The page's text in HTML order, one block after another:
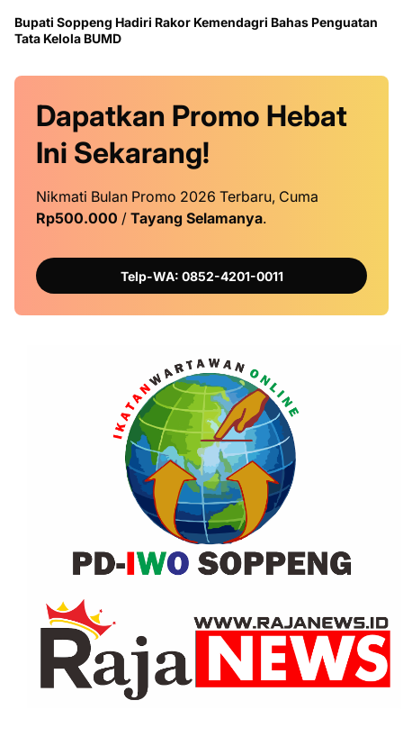
Bupati Soppeng Hadiri Rakor Kemendagri Bahas Penguatan
Tata Kelola BUMD
Dapatkan Promo Hebat
Ini Sekarang!
Nikmati Bulan Promo 2026 Terbaru, Cuma
Rp500.000 / Tayang Selamanya.
Telp-WA: 0852-4201-0011